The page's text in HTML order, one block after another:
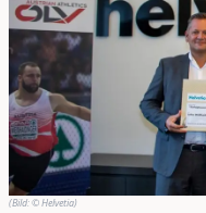
(Bild:© Helvetia)